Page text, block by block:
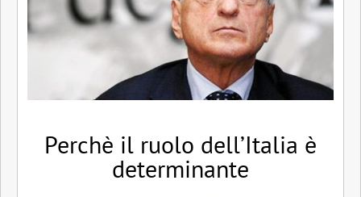
Perchè il ruolo dell’Italia è
determinante